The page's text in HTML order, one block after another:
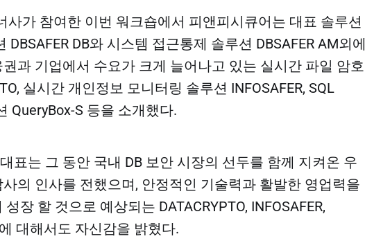
사가 참여한 이번 워크숍에서 피앤피시큐어는 대표 솔루션
DBSAFER DB와 시스템 접근통제 솔루션 DBSAFER AM외에
과 기업에서 수요가 크게 늘어나고 있는 실시간 파일 암호
실시간 개인정보 모니터링 솔루션 INFOSAFER, SQL
QueryBox-S 등을 소개했다.​
표는 그 동안 국내 DB 보안 시장의 선두를 함께 지켜온 우
사의 인사를 전했으며, 안정적인 기술력과 활발한 영업력을
장 할 것으로 예상되는 DATACRYPTO, INFOSAFER,
대해서도 자신감을 밝혔다.​